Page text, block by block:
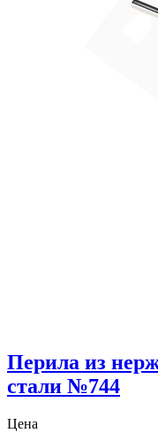
Перила из
стали №744
Цена